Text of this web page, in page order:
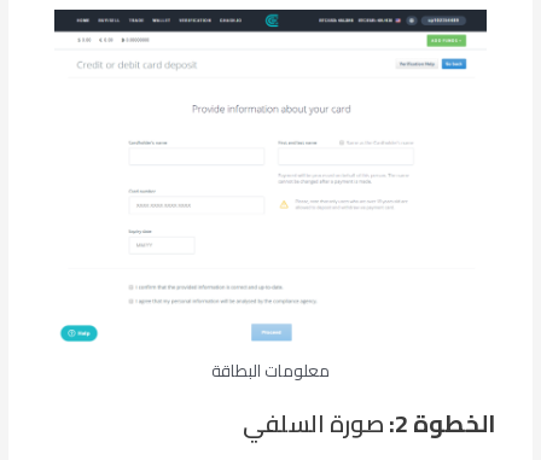
معلومات البطاقة
الخطوة 2: صورة السلفي